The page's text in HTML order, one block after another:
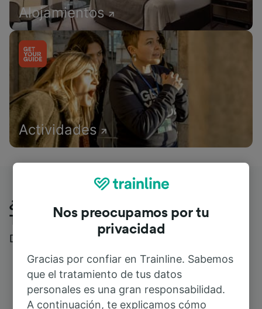
Alojamientos
Actividades
¿Qué piensan nuestros clientes de
Trainline?
Descubre reseñas reales de nuestros viajeros
Nos preocupamos por tu
privacidad
Gracias por confiar en Trainline. Sabemos
que el tratamiento de tus datos
personales es una gran responsabilidad.
A continuación, te explicamos cómo